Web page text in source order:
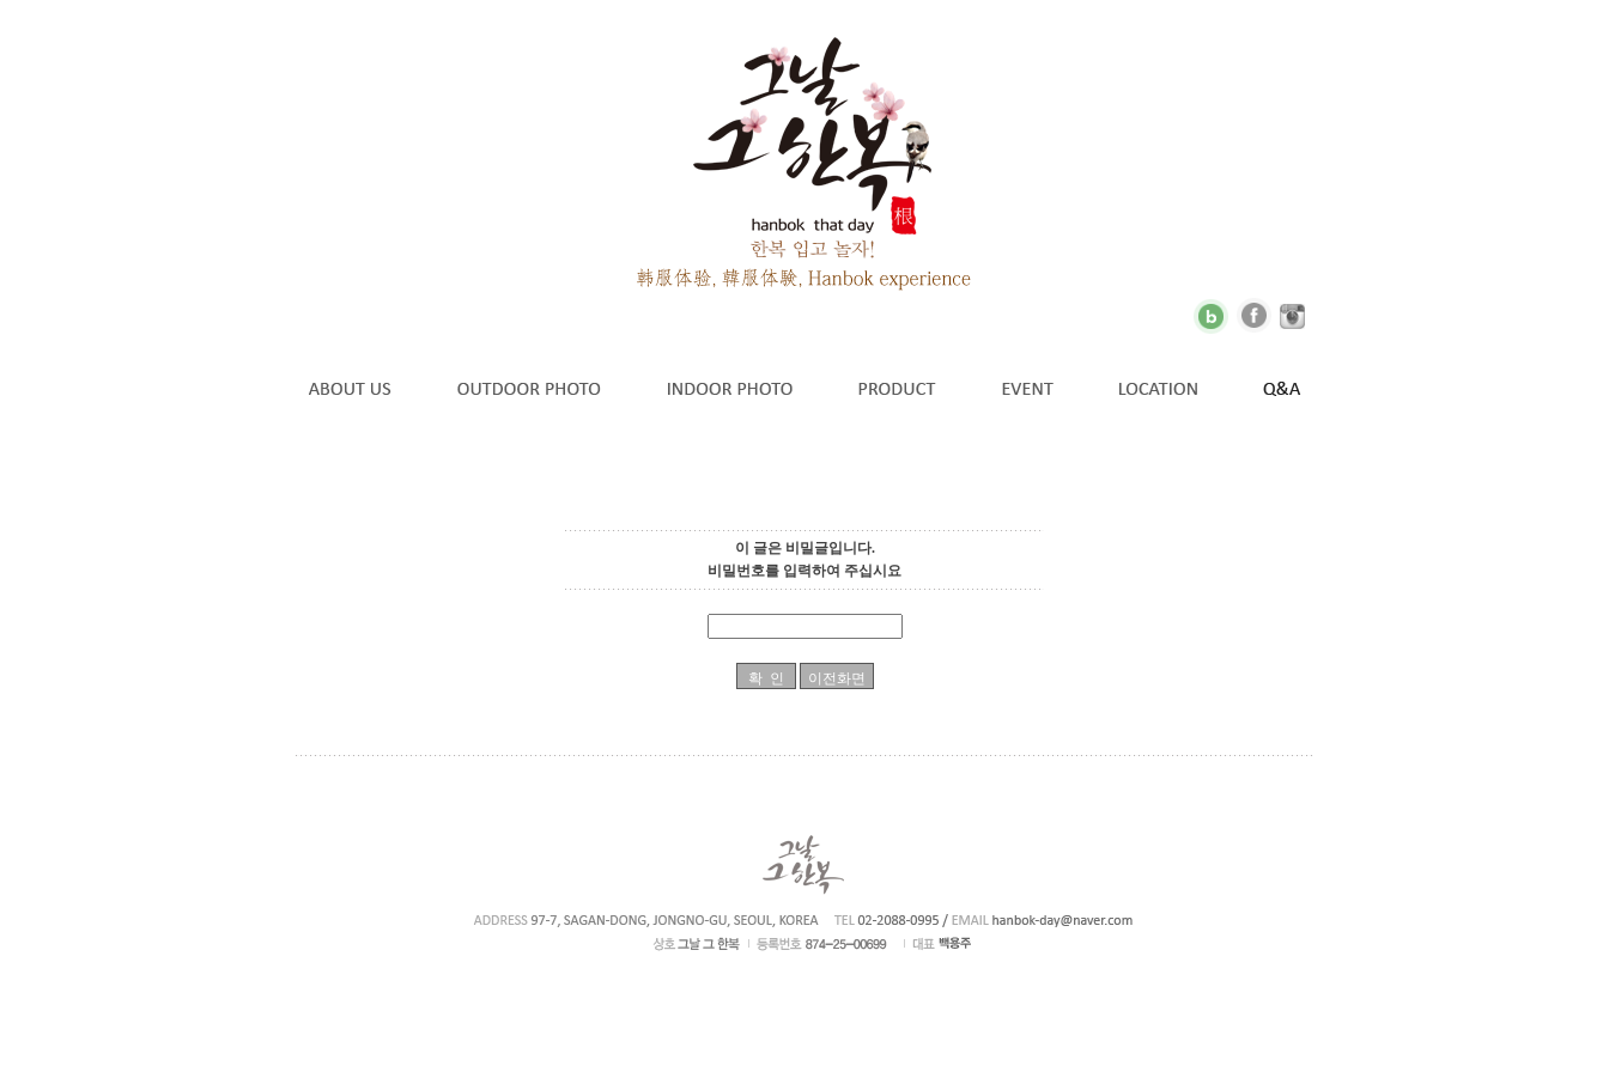
이 글은 비밀글입니다.
비밀번호를 입력하여 주십시요